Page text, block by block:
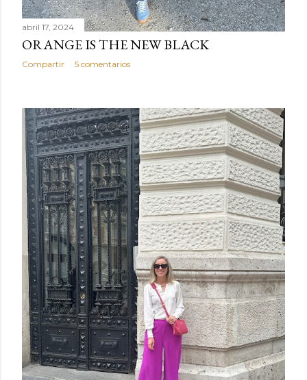
abril 17, 2024
ORANGE IS THE NEW BLACK
Compartir 5 comentarios